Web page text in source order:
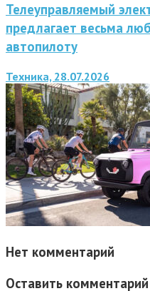
Телеуправляемый
предлагает весьма
автопилоту
Техника, 28.07.2026
Нет комментарий
Оставить комментарий